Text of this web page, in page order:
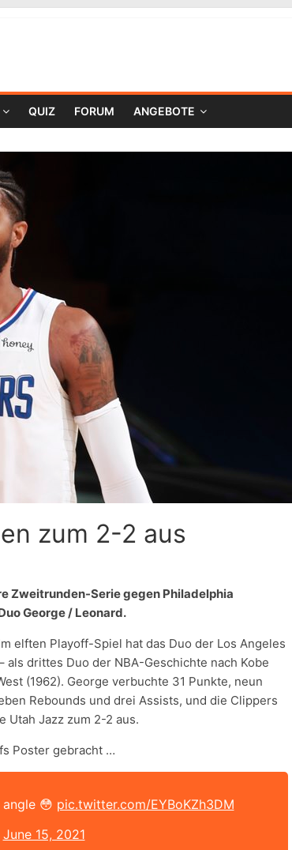
QUIZ FORUM ANGEBOTE
zum 2-2 aus
Zweitrunden-Serie gegen Philadelphia
George / Leonard.
elften Playoff-Spiel hat das Duo der Los Angeles
drittes Duo der NBA-Geschichte nach Kobe
(1962). George verbuchte 31 Punkte, neun
Rebounds und drei Assists, und die Clippers
Utah Jazz zum 2-2 aus.
Poster gebracht …
😳 pic.twitter.com/EYBoKZh3DM
June 15, 2021